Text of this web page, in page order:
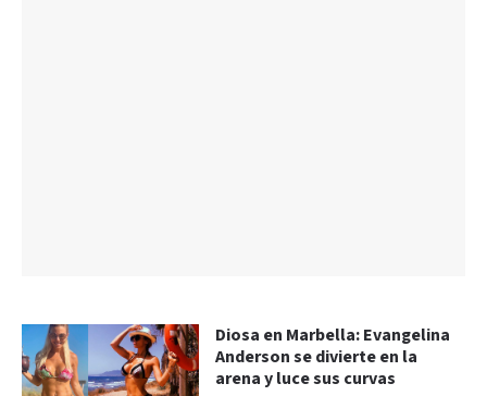
Diosa en Marbella: Evangelina
Anderson se divierte en la
arena y luce sus curvas